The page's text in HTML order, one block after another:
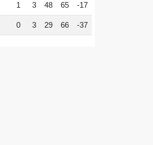
1 3 48 65 -17
0 3 29 66 -37